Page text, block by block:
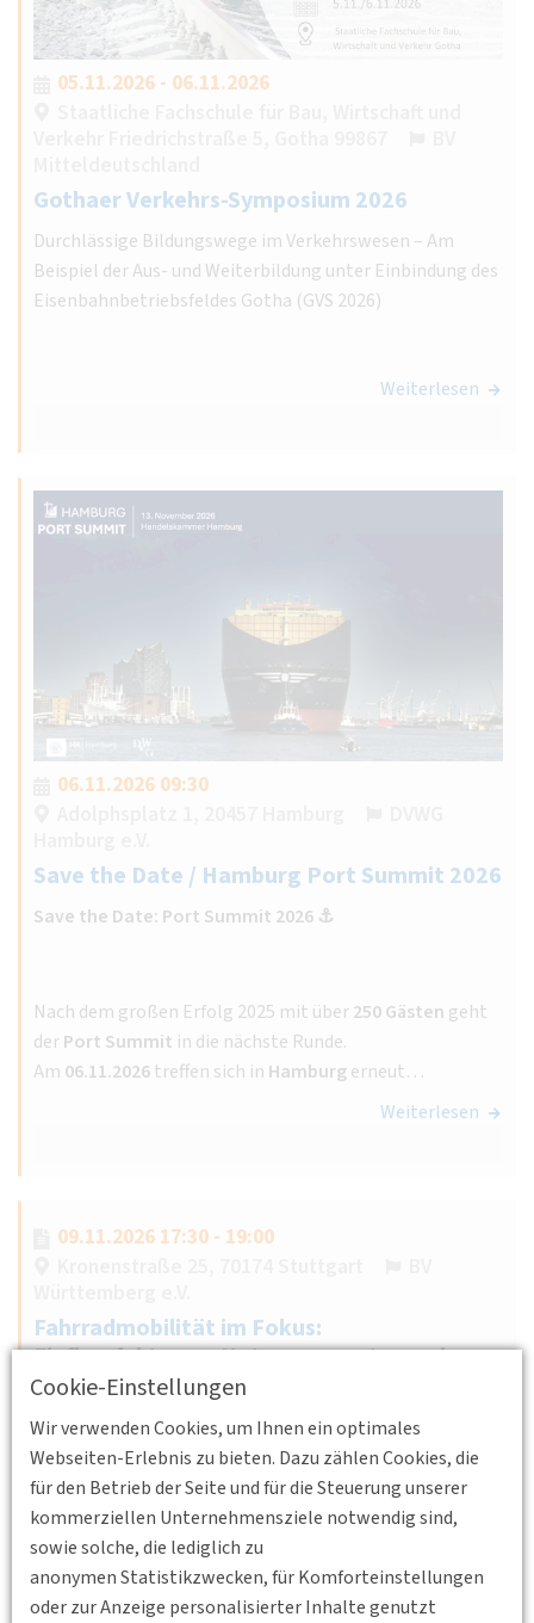
Cookie-Einstellungen
Wir verwenden Cookies, um Ihnen ein optimales
Webseiten-Erlebnis zu bieten. Dazu zählen Cookies, die
für den Betrieb der Seite und für die Steuerung unserer
kommerziellen Unternehmensziele notwendig sind,
sowie solche, die lediglich zu
anonymen Statistikzwecken, für Komforteinstellungen
oder zur Anzeige personalisierter Inhalte genutzt
05.11.2026 - 06.11.2026
Gothaer Verkehrs-Symposium 2026
Durchlässige Bildungswege im Verkehrswesen – Am
Beispiel der Aus- und Weiterbildung unter Einbindung des
Eisenbahnbetriebsfeldes Gotha (GVS 2026)
Weiterlesen
06.11.2026 09:30
Save the Date / Hamburg Port Summit 2026
Save the Date: Port Summit 2026 ⚓️
Nach dem großen Erfolg 2025 mit über250 Gästen geht
derPort Summit in die nächste Runde.
Am 06.11.2026treffen sich in Hamburgerneut…
Weiterlesen
09.11.2026 17:30 - 19:00
Fahrradmobilität im Fokus:
Einflussfaktoren, Nutzungsmuster und
Potenziale für die Verkehrswende
Prof. Dr. Claudia Hille, Professorin für Radverkehr an der
Hochschule Karlsruhe, geht auf die verkehrlichen Effekte
des Radverkehrs ein.
Weiterlesen